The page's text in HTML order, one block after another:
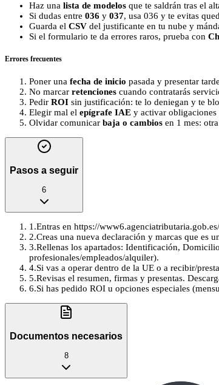
Haz una lista de modelos que te saldrán tras el
Si dudas entre 036 y 037, usa 036 y te evitas
Guarda el CSV del justificante en tu nube y
Si el formulario te da errores raros, prueba con
Errores frecuentes
Poner una fecha de inicio pasada y presentar
No marcar retenciones cuando contratarás
Pedir ROI sin justificación: te lo deniegan y te
Elegir mal el epígrafe IAE y activar
Olvidar comunicar baja o cambios en 1 mes:
Pasos a seguir
6
1 .Entras en https://
2.Creas una nueva declaración y marcas que es
3.Rellenas los apartados: Identificación,
profesionales/empleados/alquiler).
4.Si vas a operar dentro de la UE o a recibir/
5.Revisas el resumen, firmas y presentas.
6.Si has pedido ROI u opciones especiales
Documentos necesarios
8